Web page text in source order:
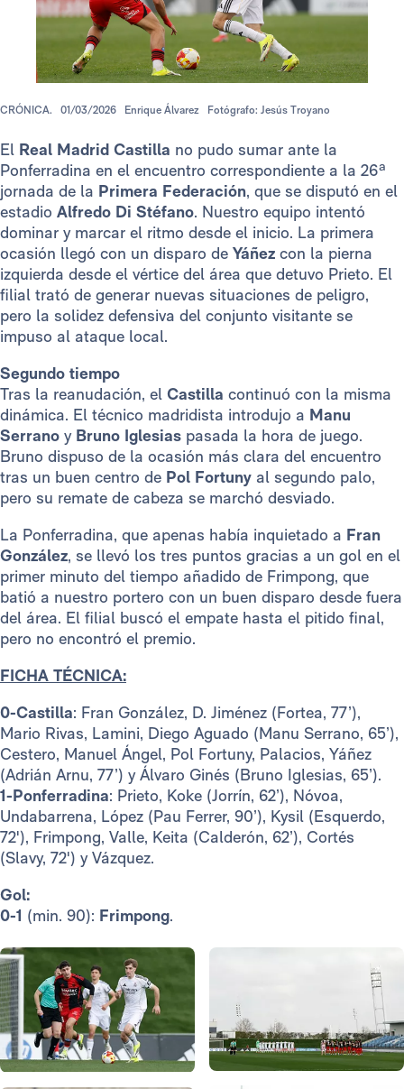
CRÓNICA. 01/03/2026 Enrique Álvarez Fotógrafo: Jesús Troyano
El Real Madrid Castilla no pudo sumar ante la
Ponferradina en el encuentro correspondiente a la 26ª
jornada de la Primera Federación, que se disputó en el
estadio Alfredo Di Stéfano. Nuestro equipo intentó
dominar y marcar el ritmo desde el inicio. La primera
ocasión llegó con un disparo de Yáñez con la pierna
izquierda desde el vértice del área que detuvo Prieto. El
filial trató de generar nuevas situaciones de peligro,
pero la solidez defensiva del conjunto visitante se
impuso al ataque local.
Segundo tiempo
Tras la reanudación, el Castilla continuó con la misma
dinámica. El técnico madridista introdujo a Manu
Serrano yBruno Iglesias pasada la hora de juego.
Bruno dispuso de la ocasión más clara del encuentro
tras un buen centro de Pol Fortuny al segundo palo,
pero su remate de cabeza se marchó desviado.
La Ponferradina, que apenas había inquietado a Fran
González, se llevó los tres puntos gracias a un gol en el
primer minuto del tiempo añadido de Frimpong, que
batió a nuestro portero con un buen disparo desde fuera
del área. El filial buscó el empate hasta el pitido final,
pero no encontró el premio.
FICHA TÉCNICA:
0-Castilla: Fran González, D. Jiménez (Fortea, 77’),
Mario Rivas, Lamini, Diego Aguado (Manu Serrano, 65’),
Cestero, Manuel Ángel, Pol Fortuny, Palacios, Yáñez
(Adrián Arnu, 77’) y Álvaro Ginés (Bruno Iglesias, 65’).
1-Ponferradina: Prieto, Koke (Jorrín, 62’), Nóvoa,
Undabarrena, López (Pau Ferrer, 90’), Kysil (Esquerdo,
72'), Frimpong, Valle, Keita (Calderón, 62’), Cortés
(Slavy, 72') y Vázquez.
Gol:
0-1 (min. 90): Frimpong.